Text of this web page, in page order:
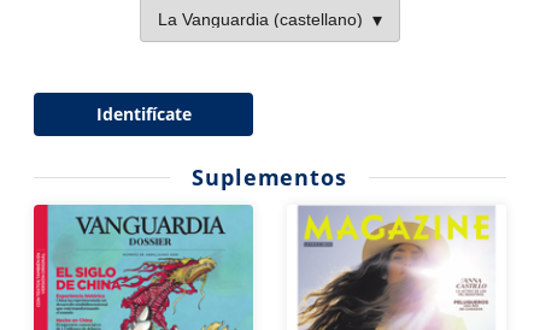
Identifícate
Suplementos